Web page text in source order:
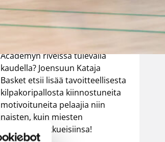
Joensuusta? Haluaisitko päästä
Academyn riveissä tulevalla
kaudella? Joensuun Kataja
Basket etsii lisää tavoitteellisesta
kilpakoripallosta kiinnostuneita
motivoituneita pelaajia niin
naisten, kuin miesten
akatemiajoukkueisiinsa!